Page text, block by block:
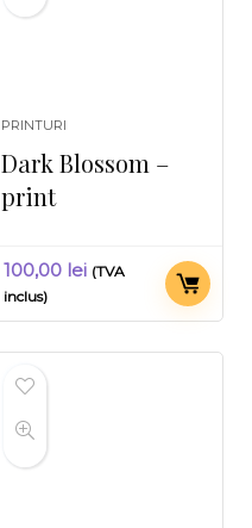
PRINTURI
Dark Blossom –
print
100,00 lei (TVA
inclus)